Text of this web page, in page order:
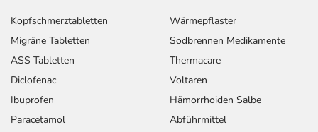
- Schmerzen
- Störung des Geschmacks
- Anstieg der Aminotransferase (ALAT)-Konzentration im
Blut
- Mangel an weißen Blutkörperchen (Neutropenie) mit
Fieber
- Blutarmut (Anämie)
Kopfschmerztabletten
Migräne Tabletten
ASS Tabletten
Diclofenac
Ibuprofen
Paracetamol
Wärmepflaster
Sodbrennen Medikamente
Thermacare
Voltaren
Hämorrhoiden Salbe
Abführmittel